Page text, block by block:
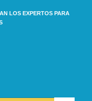
LOS EXPERTOS PARA